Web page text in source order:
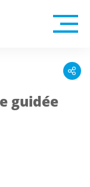
guidée